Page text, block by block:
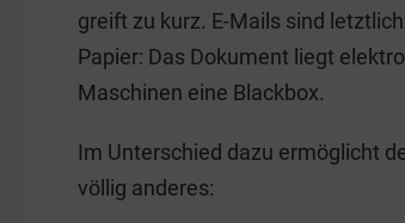
greift zu kurz. E-Mails sind
Papier: Das Dokument liegt
Maschinen eine Blackbox.
Im Unterschied dazu ermöglicht
völlig anderes: